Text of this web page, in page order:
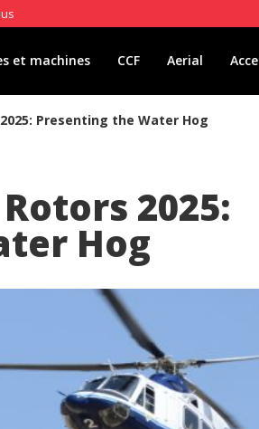
et machines CCF Aerial
Presenting the Water Hog
2025:
Hog